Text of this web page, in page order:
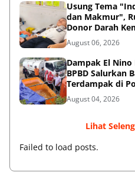
Usung Tema
dan Makmur",
Donor Darah
ke-81
August 06, 2026
Dampak El
BPBD Salurkan
Terdampak di
August 04, 2026
Lihat
Failed to load posts.